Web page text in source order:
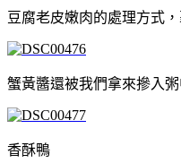
豆腐老皮嫩肉的處理方式
蟹黃醬還被我們拿來摻入粥
香酥鴨